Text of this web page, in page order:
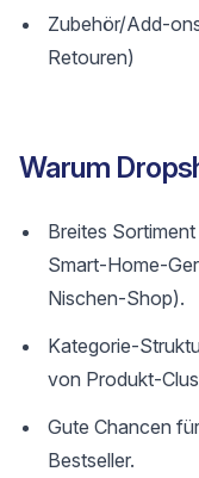
Zubehör/Add-
Retouren)
Warum
Breites
Smart-Home-
Nischen-Shop).
Kategorie-
von Produkt-
Gute Chancen
Bestseller.